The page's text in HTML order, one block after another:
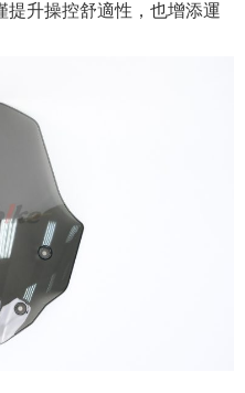
提升操控舒適性，也增添運